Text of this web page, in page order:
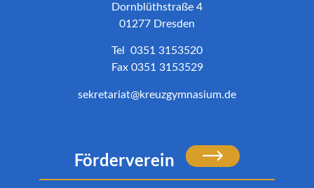
Dornblüthstraße 4
01277 Dresden
Tel 0351 3153520
Fax 0351 3153529
sekretariat@kreuzgymnasium.de
Förderverein